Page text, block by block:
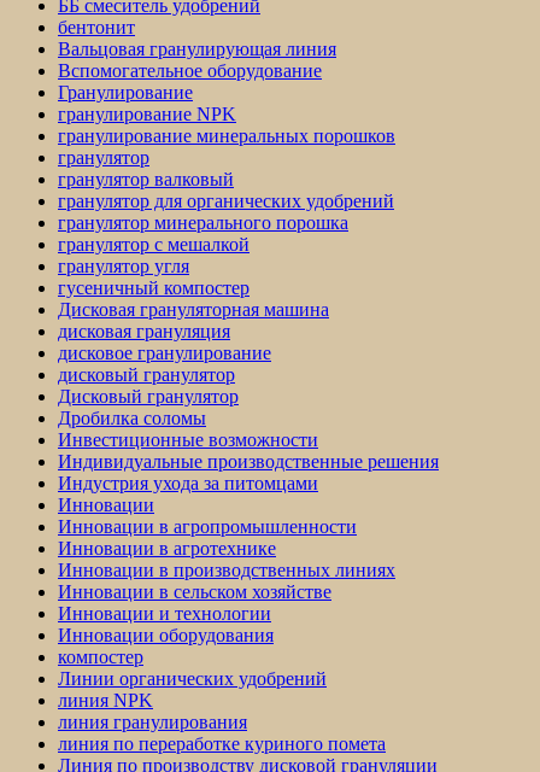
ББ смеситель удобрений
бентонит
Вальцовая гранулирующая линия
Вспомогательное оборудование
Гранулирование
гранулирование NPK
гранулирование минеральных порошков
гранулятор
гранулятор валковый
гранулятор для органических удобрений
гранулятор минерального порошка
гранулятор с мешалкой
гранулятор угля
гусеничный компостер
Дисковая грануляторная машина
дисковая грануляция
дисковое гранулирование
дисковый гранулятор
Дисковый гранулятор
Дробилка соломы
Инвестиционные возможности
Индивидуальные производственные решения
Индустрия ухода за питомцами
Инновации
Инновации в агропромышленности
Инновации в агротехнике
Инновации в производственных линиях
Инновации в сельском хозяйстве
Инновации и технологии
Инновации оборудования
компостер
Линии органических удобрений
линия NPK
линия гранулирования
линия по переработке куриного помета
Линия по производству дисковой грануляции